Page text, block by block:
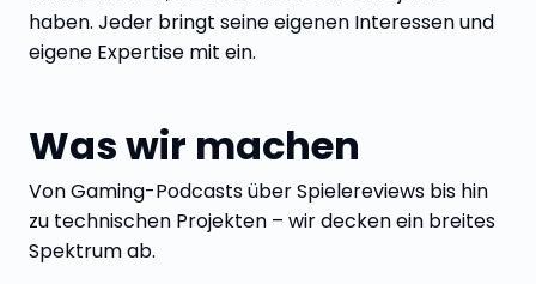
haben. Jeder bringt seine eigenen Interessen und
eigene Expertise mit ein.
Was wir machen
Von Gaming-Podcasts über Spielereviews bis hin
zu technischen Projekten – wir decken ein breites
Spektrum ab.